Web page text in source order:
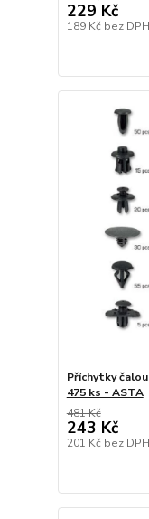
229 Kč
189 Kč bez DPH
Příchytky
475 ks - ASTA
481 Kč
243 Kč
201 Kč bez DPH